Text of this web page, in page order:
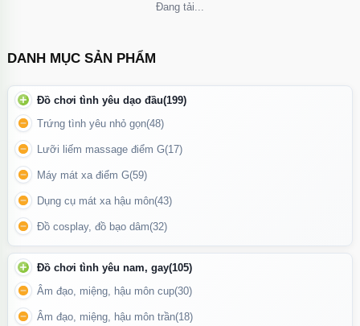
Sextoylà sản phẩm cứu cánh an toàn cho
hợp xuất tinh sớm, sử dụng cho cả quý ông và bạn tình đều hài
Không thể tải nội dung
DANH MỤC SẢN PHẨM
Đồ chơi tình yêu dạo đầu(199)
Trứng tình yêu nhỏ gọn(48)
Lưỡi liếm massage điểm G(17)
Máy mát xa điểm G(59)
Dụng cụ mát xa hậu môn(43)
Đồ cosplay, đồ bạo dâm(32)
Đồ chơi tình yêu nam, gay(105)
Âm đạo, miệng, hậu môn cup(30)
Âm đạo, miệng, hậu môn trần(18)